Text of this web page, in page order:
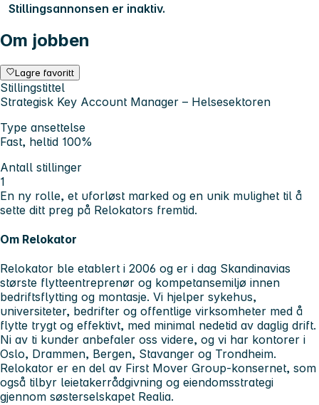
Stillingsannonsen er inaktiv.
Om jobben
Lagre favoritt
Stillingstittel
Strategisk Key Account Manager – Helsesektoren
Type ansettelse
Fast, heltid 100%
Antall stillinger
1
En ny rolle, et uforløst marked og en unik mulighet til å
sette ditt preg på Relokators fremtid.
Om Relokator
Relokator ble etablert i 2006 og er i dag Skandinavias
største flytteentreprenør og kompetansemiljø innen
bedriftsflytting og montasje. Vi hjelper sykehus,
universiteter, bedrifter og offentlige virksomheter med å
flytte trygt og effektivt, med minimal nedetid av daglig drift.
Ni av ti kunder anbefaler oss videre, og vi har kontorer i
Oslo, Drammen, Bergen, Stavanger og Trondheim.
Relokator er en del av First Mover Group-konsernet, som
også tilbyr leietakerrådgivning og eiendomsstrategi
gjennom søsterselskapet Realia.